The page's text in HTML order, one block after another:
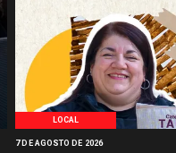
LOCAL
7 DE AGOSTO DE 2026